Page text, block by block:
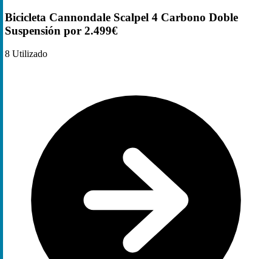
Bicicleta Cannondale Scalpel 4 Carbono Doble
Suspensión por 2.499€
8 Utilizado